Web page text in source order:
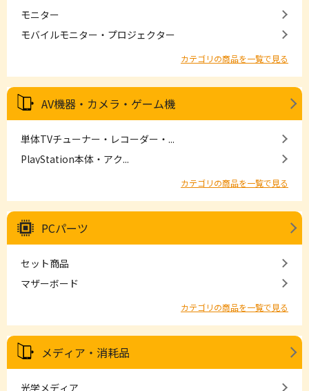
モニター
モバイルモニター・プロジェクター
カテゴリの商品を一覧で見る
AV機器・カメラ・ゲーム機
単体TVチューナー・レコーダー・...
PlayStation本体・アク...
カテゴリの商品を一覧で見る
PCパーツ
セット商品
マザーボード
カテゴリの商品を一覧で見る
メディア・消耗品
光学メディア